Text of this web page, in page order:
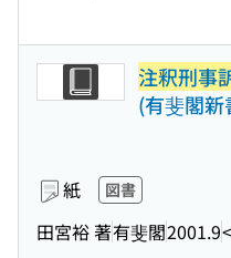
注釈刑事
(有斐閣新
紙 図書
田宮裕 著有斐閣2001.9